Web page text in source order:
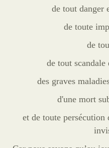
Vidéos populairesde tout danger
de toute
de
de tout
des graves
d'une mort
et de toute persécution